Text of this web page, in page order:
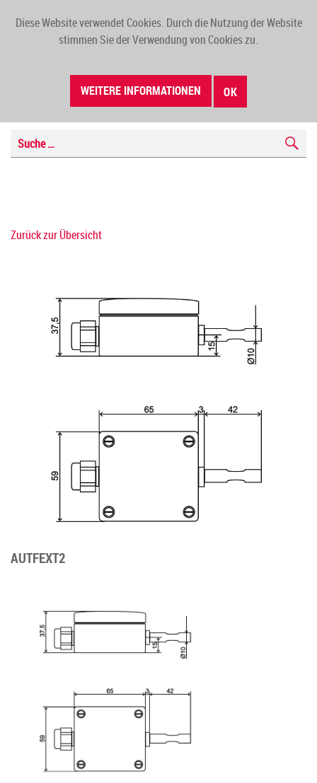
Diese Website verwendet Cookies. Durch die Nutzung der Website
stimmen Sie der Verwendung von Cookies zu.
WEITERE INFORMATIONEN OK
Zurück zur Übersicht
AUTFEXT2